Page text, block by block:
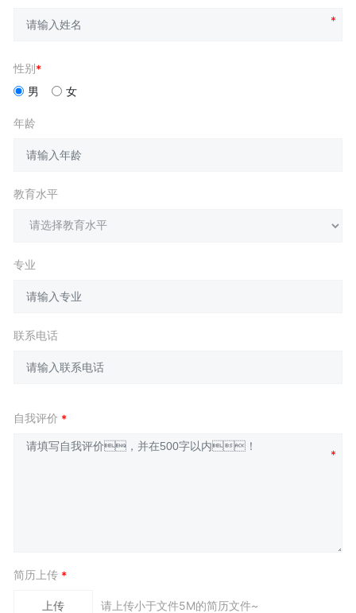
性别
男
女
年龄
教育水平
专业
联系电话
自我评价
简历上传
上传 请上传小于文件5M的简历文件~